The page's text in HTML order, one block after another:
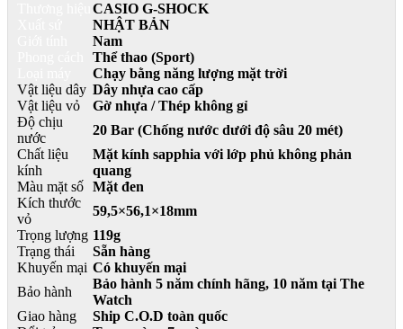
CASIO G-SHOCK
NHẬT BẢN
Nam
Thể thao (Sport)
Chạy bằng năng lượng mặt trời
Vật liệu dây Dây nhựa cao cấp
Vật liệu vỏ
Gờ nhựa / Thép không gỉ
Độ chịu
nước
20 Bar (Chống nước dưới độ sâu 20 mét)
Chất liệu
kính
Mặt kính sapphia với lớp phủ không phản
quang
Màu mặt số Mặt đen
Kích thước
vỏ
59,5×56,1×18mm
Trọng lượng 119g
Trạng thái
Sẵn hàng
Khuyến mại Có khuyến mại
Bảo hành
Bảo hành 5 năm chính hãng, 10 năm tại The
Watch
Giao hàng
Ship C.O.D toàn quốc